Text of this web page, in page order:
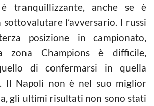
tranquillizzante, anche se è
l’avversario. I russi
posizione in campionato,
zona Champions è difficile,
di confermarsi in quella
Il Napoli non è nel suo miglior
gli ultimi risultati non sono stati